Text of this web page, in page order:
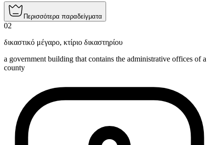
Περισσότερα παραδείγματα
02
δικαστικό μέγαρο, κτίριο δικαστηρίου
a government building that contains the administrative offices of a
county